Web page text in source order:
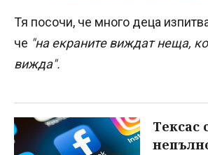
Тя посочи, че много деца
че "на екраните виждат неща,
вижда".
Тексас